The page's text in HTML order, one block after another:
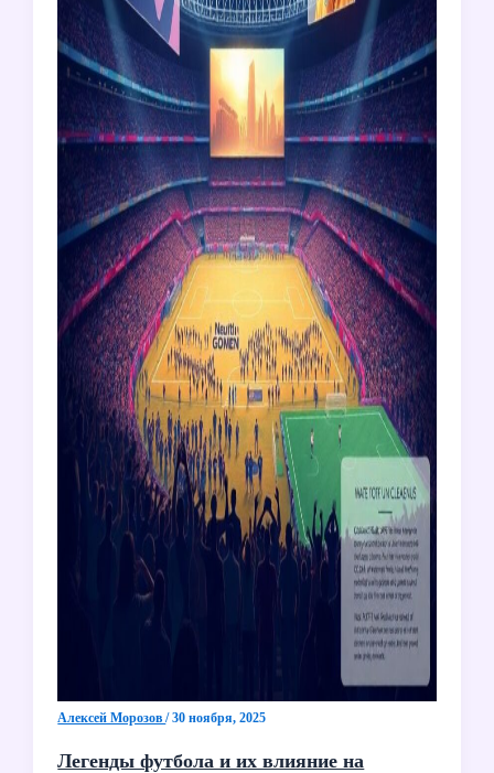
Алексей Морозов/30 ноября, 2025
Легенды футбола и их влияние на